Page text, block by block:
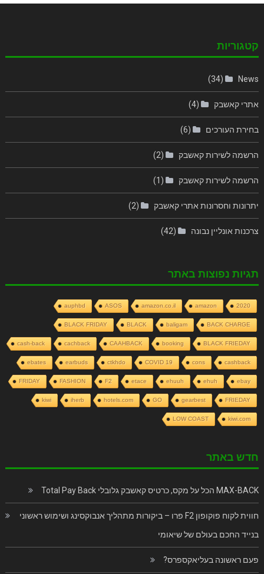
קטגוריות
News
(34)
אתרי קאשבק (4)
בחירת העורכים (6)
הרשמה לשירות קאשבק (2)
הרשמה לשירות קאשבק (1)
יתרונות וחסרונות אתרי קאשבק (2)
צרכנות אונליין נבונה (42)
תגיות נפוצות באתר
2020
amazon
amazon.co.il
ASOS
auphbd
BACK CHARGE
baligam
BLACK
BLACK FRIDAY
BLACK FRIEDAY
booking
CAAHBACK
cachback
cash-back
cashback
cons
COVID 19
ctkhdo
earbuds
ebates
ebay
ehuh
ehuuh
etace
F2
FASHION
FRIDAY
FRIEDAY
gearbest
GO
hotels.com
iherb
kiwi
kiwi.com
LOW COAST
חדש באתר
MAX-BACK הכל על מקס, כרטיס קאשבק גלובלי Total Pay Back
חווית לקוח פוקופון F2 פרו – ביקורות מתהליך אנבוקסינג ושימוש ראשוני
בנייד החכם בעולם של שיאומי
פעם ראשונה בעליאקספרס?